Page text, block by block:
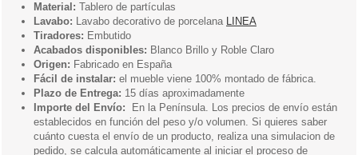
Material: Tablero de partículas
Lavabo: Lavabo decorativo de porcelana LINEA
Tiradores: Embutido
Acabados disponibles: Blanco Brillo y Roble Claro
Origen: Fabricado en España
Fácil de instalar: el mueble viene 100% montado de fábrica.
Plazo de Entrega: 15 días aproximadamente
Importe del Envío:
En la Península. Los precios de envío están
establecidos en función del peso y/o volumen. Si quieres saber
cuánto cuesta el envío de un producto, realiza una simulacion de
pedido, se calcula automáticamente al iniciar el proceso de